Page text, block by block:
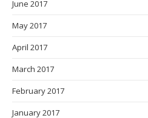
June 2017
May 2017
April 2017
March 2017
February 2017
January 2017